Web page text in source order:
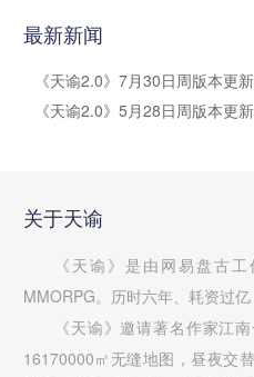
最新新闻
关于天谕
《天谕》是由网易盘古
MMORPG。历时六年、耗资过
《天谕》邀请著名作家江
16170000㎡无缝地图，昼夜交